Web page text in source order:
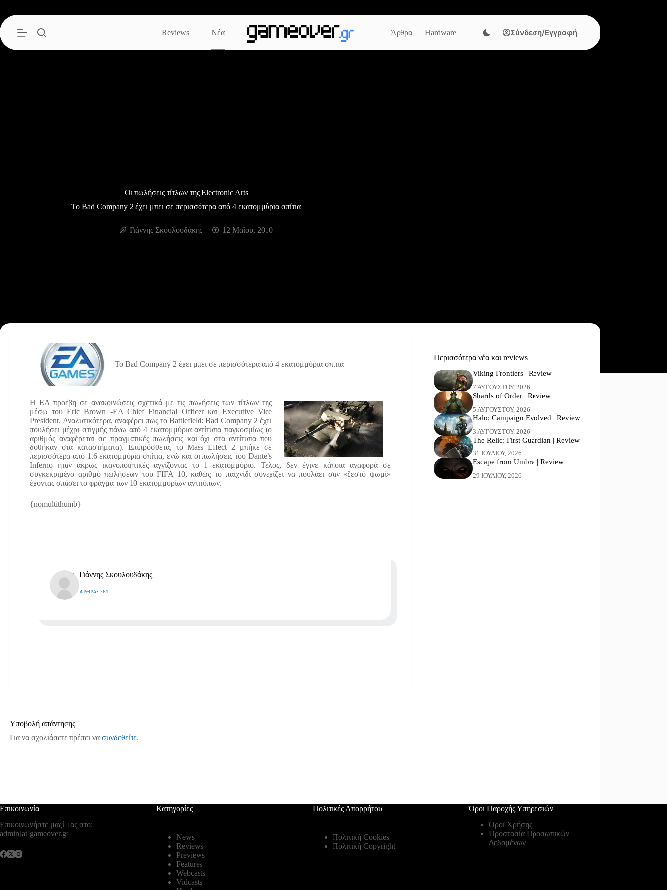
περιεχόμενο
Reviews
Νέα Άρθρα Hardware Σύνδεση/Εγγραφή
Οι πωλήσεις τίτλων της Εlectronic Arts
Το Bad Company 2 έχει μπει σε περισσότερα από 4 εκατομμύρια σπίτια
Γιάννης Σκουλουδάκης 12 Μαΐου, 2010
Το Bad Company 2 έχει μπει σε περισσότερα από 4 εκατομμύρια σπίτια
Η ΕΑ προέβη σε ανακοινώσεις σχετικά με τις πωλήσεις των τίτλων της
μέσω του Eric Brown -EA Chief Financial Officer και Executive Vice
President. Αναλυτικότερα, αναφέρει πως το Battlefield: Bad Company 2 έχει
πουλήσει μέχρι στιγμής πάνω από 4 εκατομμύρια αντίτυπα παγκοσμίως (ο
αριθμός αναφέρεται σε πραγματικές πωλήσεις και όχι στα αντίτυπα που
δοθήκαν στα καταστήματα). Επιπρόσθετα, το Mass Effect 2 μπήκε σε
περισσότερα από 1.6 εκατομμύρια σπίτια, ενώ και οι πωλήσεις του Dante’s
Inferno ήταν άκρως ικανοποιητικές αγγίζοντας το 1 εκατομμύριο. Τέλος, δεν έγινε κάποια αναφορά σε
συγκεκριμένο αριθμό πωλήσεων του FIFA 10, καθώς το παιχνίδι συνεχίζει να πουλάει σαν «ζεστό ψωμί»
έχοντας σπάσει το φράγμα των 10 εκατομμυρίων αντιτύπων.
{nomultithumb}
Γιάννης Σκουλουδάκης
ΆΡΘΡΑ: 761
Περισσότερα νέα και reviews
Viking Frontiers | Review
7 ΑΥΓΟΎΣΤΟΥ, 2026
Shards of Order | Review
5 ΑΥΓΟΎΣΤΟΥ, 2026
Halo: Campaign Evolved | Review
3 ΑΥΓΟΎΣΤΟΥ, 2026
The Relic: First Guardian | Review
31 ΙΟΥΛΊΟΥ, 2026
Escape from Umbra | Review
29 ΙΟΥΛΊΟΥ, 2026
Υποβολή απάντησης
Για να σχολιάσετε πρέπει να συνδεθείτε.
Επικοινωνία
Επικοινωνήστε μαζί μας στο:
admin[at]gameover.gr
Κατηγορίες
News
Reviews
Previews
Features
Webcasts
Vidcasts
Πολιτικές Απορρήτου
Πολιτική Cookies
Πολιτική Copyright
Όροι Παροχής Υπηρεσιών
Όροι Χρήσης
Προστασία Προσωπικών
Δεδομένων